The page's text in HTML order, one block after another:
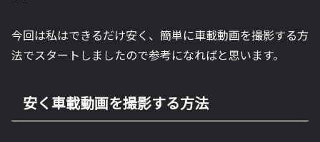
今回は私はできるだけ安く、簡単に車載動画を撮影する方
法でスタートしましたので参考になればと思います。
安く車載動画を撮影する方法